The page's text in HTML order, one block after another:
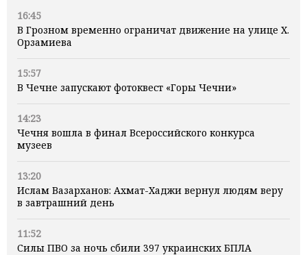
16:45
В Грозном временно ограничат движение на улице Х.
Орзамиева
15:57
В Чечне запускают фотоквест «Горы Чечни»
14:23
Чечня вошла в финал Всероссийского конкурса
музеев
13:20
Ислам Вазарханов: Ахмат-Хаджи вернул людям веру
в завтрашний день
11:52
Силы ПВО за ночь сбили 397 украинских БПЛА